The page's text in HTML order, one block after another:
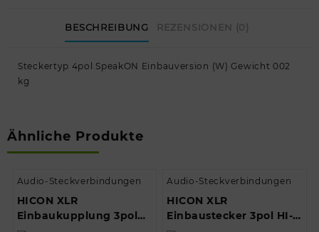
BESCHREIBUNG REZENSIONEN (0)
Steckertyp 4pol SpeakON Einbauversion (W) Gewicht 002
kg
Ähnliche Produkte
Audio-Steckverbindungen
HICON XLR
Einbaukupplung 3pol
Audio-Steckverbindungen
HICON XLR
Einbaustecker 3pol HI-